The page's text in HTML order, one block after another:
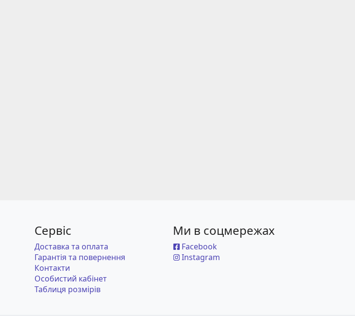
Сервіс
Доставка та оплата
Гарантія та повернення
Контакти
Особистий кабінет
Таблиця розмірів
Ми в соцмережах
Facebook
Instagram